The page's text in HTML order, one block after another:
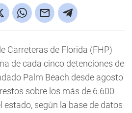
Carreteras de Florida (FHP)
de cada cinco detenciones de
Palm Beach desde agosto
sobre los más de 6.600
estado, según la base de datos